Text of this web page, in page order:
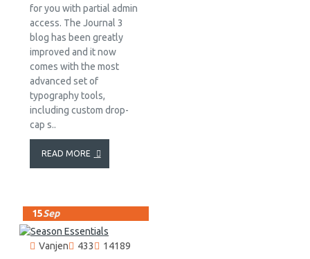
for you with partial admin
access. The Journal 3
blog has been greatly
improved and it now
comes with the most
advanced set of
typography tools,
including custom drop-
cap s..
READ MORE
15Sep
Vanjen 433 14189